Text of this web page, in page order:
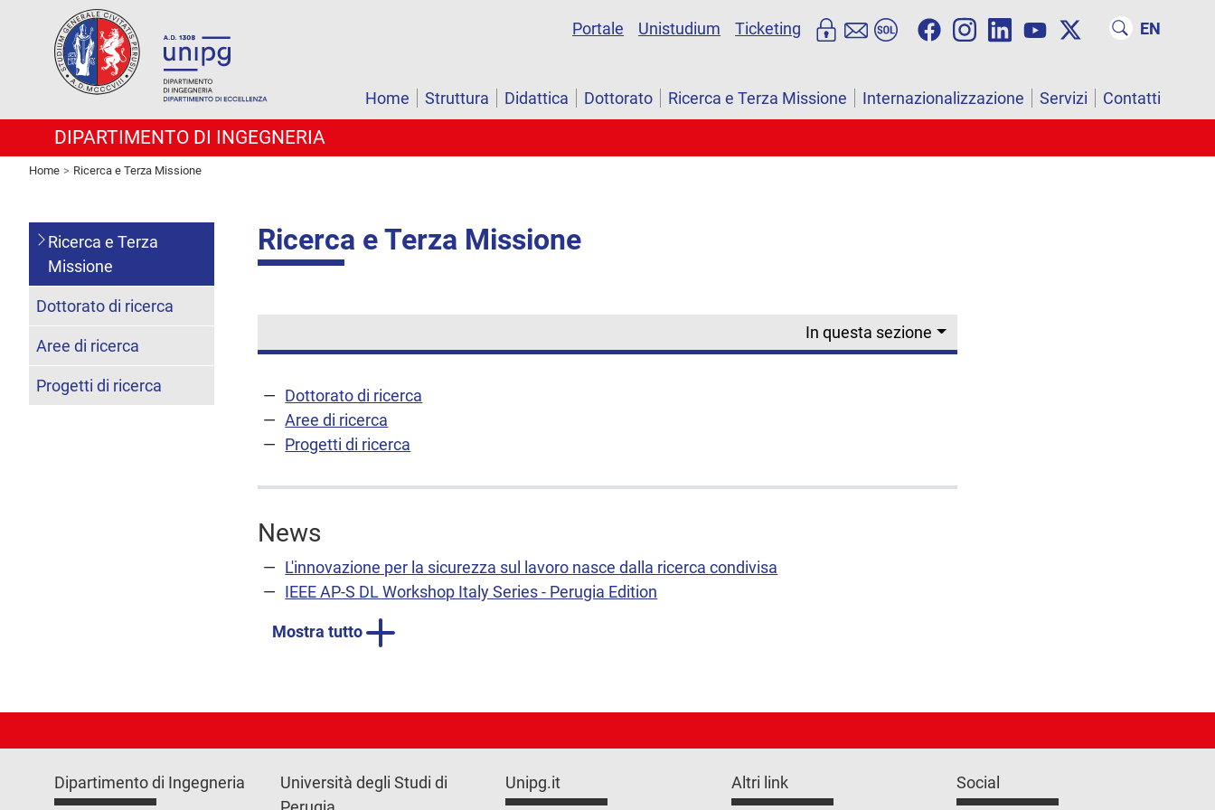
Portale Unistudium Ticketing EN
Home Struttura Didattica Dottorato Ricerca e Terza Missione Internazionalizzazione Servizi Contatti
DIPARTIMENTO DI INGEGNERIA
Home Ricerca e Terza Missione
Ricerca e Terza Missione
In questa sezione
Dottorato di ricerca
Aree di ricerca
Progetti di ricerca
News
L'innovazione per la sicurezza sul lavoro nasce dalla ricerca condivisa
IEEE AP-S DL Workshop Italy Series - Perugia Edition
Mostra tutto
Ricerca e Terza
Missione
Dottorato di ricerca
Aree di ricerca
Progetti di ricerca
Dipartimento di Ingegneria
Università degli Studi di
Unipg.it Altri link Social